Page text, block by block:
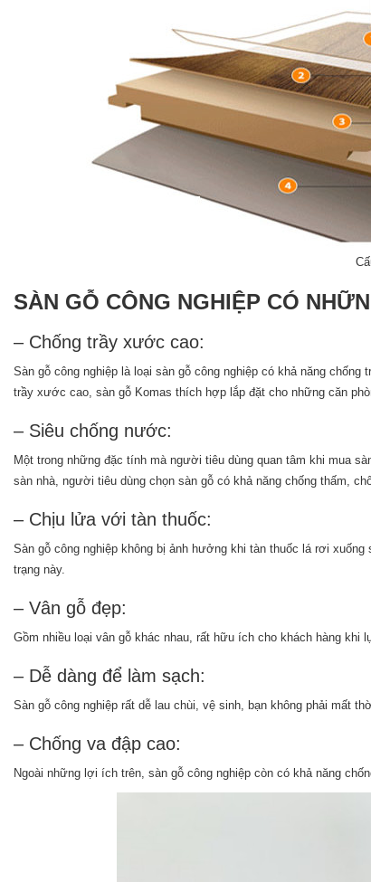
SÀN GỖ CÔNG NGHIỆP CÓ
– Chống trầy xước cao:
Sàn gỗ công nghiệp là loại sàn gỗ công nghiệp có khả năng
trầy xước cao, sàn gỗ Komas thích hợp lắp đặt cho những căn
– Siêu chống nước:
Một trong những đặc tính mà người tiêu dùng quan tâm khi mua
sàn nhà, người tiêu dùng chọn sàn gỗ có khả năng chống thấm,
– Chịu lửa với tàn thuốc:
Sàn gỗ công nghiệp không bị ảnh hưởng khi tàn thuốc lá rơi
trạng này.
– Vân gỗ đẹp:
Gồm nhiều loại vân gỗ khác nhau, rất hữu ích cho khách hàng khi
– Dễ dàng để làm sạch:
Sàn gỗ công nghiệp rất dễ lau chùi, vệ sinh, bạn không phải mất
– Chống va đập cao:
Ngoài những lợi ích trên, sàn gỗ công nghiệp còn có khả năng